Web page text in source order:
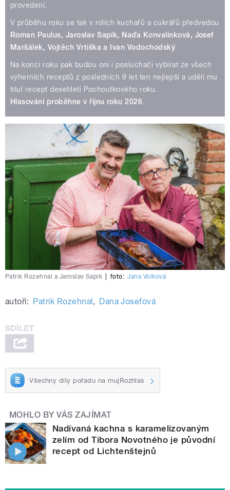
provedení.
V průběhu roku se tak v rolích kuchařů a cukrářů předvedou
Roman Paulus, Jaroslav Sapík, Naďa Konvalinková, Josef
Maršálek, Vojtěch Vrtiška a Ivan Vodochodský
Na konci roku pak budou oni i posluchači vybírat ze všech
výherních receptů z posledních 9 let ten nejlepší a udělí mu
titul recept desetiletí Pochoutkového roku.
Hlasování proběhne v říjnu roku 2026
Patrik Rozehnal a Jaroslav Sapík foto: Jana Volková
autoři: Patrik Rozehnal, Dana Josefová
Všechny díly pořadu na mujRozhlas
MOHLO BY VÁS ZAJÍMAT
Nadívaná kachna s karamelizovaným
zelím od Tibora Novotného je původní
recept od Lichtenštejnů